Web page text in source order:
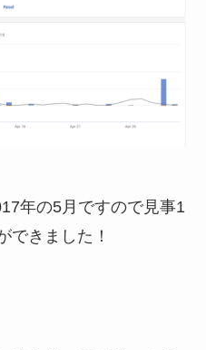
年の5月ですので見事1
できました！